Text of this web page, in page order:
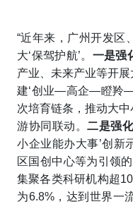
“近年来，广州开发区
大‘保驾护航’。 一是强
产业、未来产业等开
建‘创业—高企—瞪羚
次培育链条，推动大
游协同联动。 二是强
小企业能办大事’创新
区国创中心等为引领的
集聚各类科研机构超
为6.8%，达到世界一